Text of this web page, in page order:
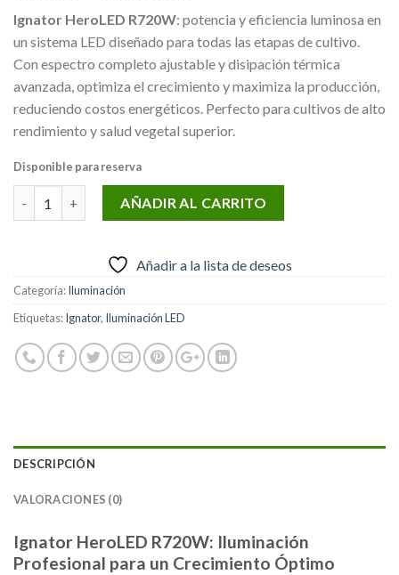
Ignator HeroLED R720W: potencia y eficiencia luminosa en
un sistema LED diseñado para todas las etapas de cultivo.
Con espectro completo ajustable y disipación térmica
avanzada, optimiza el crecimiento y maximiza la producción,
reduciendo costos energéticos. Perfecto para cultivos de alto
rendimiento y salud vegetal superior.
Disponible para reserva
AÑADIR AL CARRITO
Añadir a la lista de deseos
Categoría:Iluminación
Etiquetas:Ignator, Iluminación LED
DESCRIPCIÓN
VALORACIONES (0)
Ignator HeroLED R720W: Iluminación
Profesional para un Crecimiento Óptimo